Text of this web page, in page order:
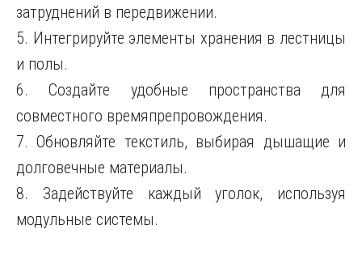
затруднений в передвижении.
5. Интегрируйте элементы хранения в лестницы
и полы.
6. Создайте удобные пространства для
совместного времяпрепровождения.
7. Обновляйте текстиль, выбирая дышащие и
долговечные материалы.
8. Задействуйте каждый уголок, используя
модульные системы.